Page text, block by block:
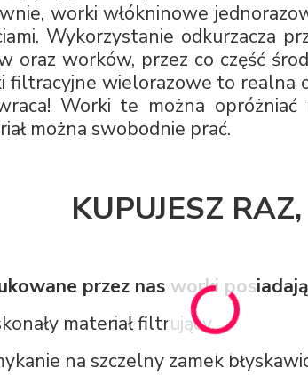
worki włókninowe
Wykorzystanie odkurzacza
oraz worków, przez co część
filtracyjne wielorazowe to realna
Worki te można
można swobodnie prać.
KUPUJESZ
przez nas worki
materiał filtrujący.
na szczelny zamek